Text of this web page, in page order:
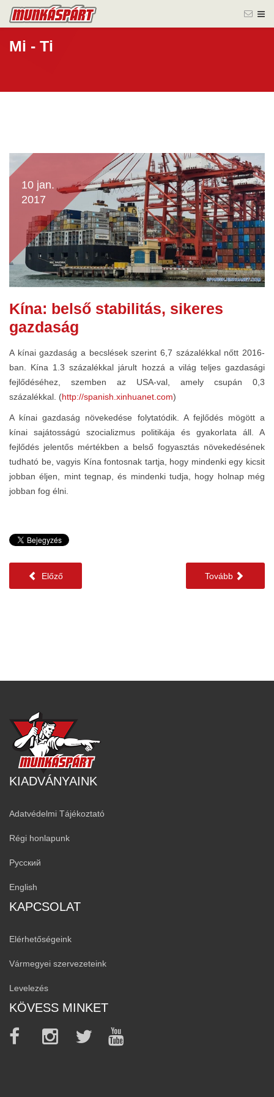
Mi - Ti
10 jan.
2017
Kína: belső stabilitás, sikeres
gazdaság
A kínai gazdaság a becslések szerint 6,7 százalékkal nőtt 2016-
ban. Kína 1.3 százalékkal járult hozzá a világ teljes gazdasági
fejlődéséhez, szemben az USA-val, amely csupán 0,3
százalékkal. (http://spanish.xinhuanet.com)
A kínai gazdaság növekedése folytatódik. A fejlődés mögött a
kínai sajátosságú szocializmus politikája és gyakorlata áll. A
fejlődés jelentős mértékben a belső fogyasztás növekedésének
tudható be, vagyis Kína fontosnak tartja, hogy mindenki egy kicsit
jobban éljen, mint tegnap, és mindenki tudja, hogy holnap még
jobban fog élni.
Előző Tovább
KIADVÁNYAINK
Adatvédelmi Tájékoztató
Régi honlapunk
Русский
English
KAPCSOLAT
Elérhetőségeink
Vármegyei szervezeteink
Levelezés
KÖVESS MINKET